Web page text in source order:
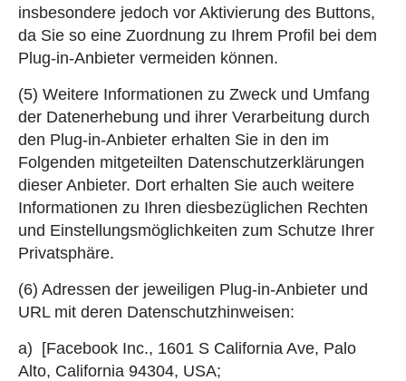
insbesondere jedoch vor Aktivierung des Buttons,
da Sie so eine Zuordnung zu Ihrem Profil bei dem
Plug-in-Anbieter vermeiden können.
(5) Weitere Informationen zu Zweck und Umfang
der Datenerhebung und ihrer Verarbeitung durch
den Plug-in-Anbieter erhalten Sie in den im
Folgenden mitgeteilten Datenschutzerklärungen
dieser Anbieter. Dort erhalten Sie auch weitere
Informationen zu Ihren diesbezüglichen Rechten
und Einstellungsmöglichkeiten zum Schutze Ihrer
Privatsphäre.
(6) Adressen der jeweiligen Plug-in-Anbieter und
URL mit deren Datenschutzhinweisen:
a) [Facebook Inc., 1601 S California Ave, Palo
Alto, California 94304, USA;